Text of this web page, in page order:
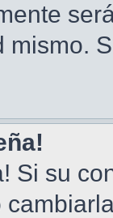
mismo.
Si su